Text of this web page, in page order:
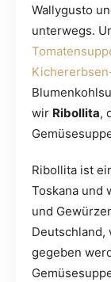
Wallygusto
unterwegs.
wir Ribollita,
Ribollita ist
Toskana und
und
Deutschland,
gegeben